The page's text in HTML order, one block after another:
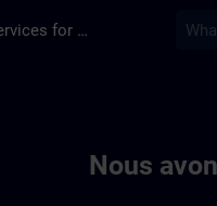
Training Services for Digital Industries
Nous